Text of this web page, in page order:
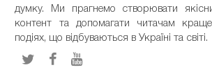
думку. Ми прагнемо створювати
контент та допомагати читачам
подіях, що відбуваються в Україні та світі.